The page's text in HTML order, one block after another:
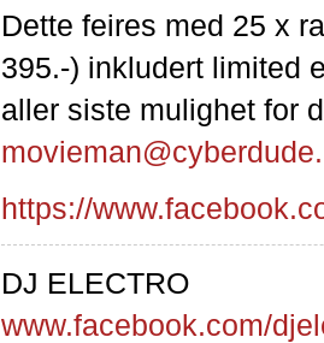
Dette feires med 25 x
395.-) inkludert limited
aller siste mulighet for
https://
DJ ELECTRO
www.facebook.com/